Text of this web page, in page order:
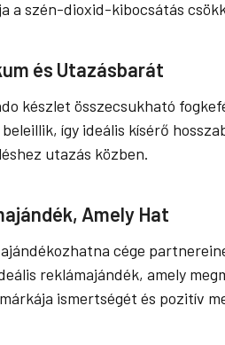
a szén-dioxid-kibocsátás
és Utazásbarát
készlet összecsukható
így ideális kísérő
utazás közben.
Amely Hat
cége
reklámajándék, amely
ismertségét és pozitív